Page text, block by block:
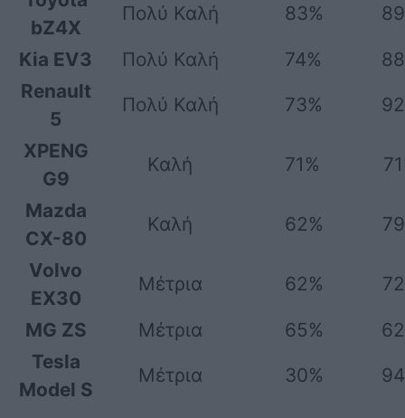
bZ4X
Πολύ Καλή 83%
Kia EV3 Πολύ Καλή 74%
Renault
5
Πολύ Καλή 73%
XPENG
G9
Καλή 71%
Mazda
CX-80
Καλή 62%
Volvo
EX30
Μέτρια 62%
MG ZS Μέτρια 65%
Tesla
Model S
Μέτρια 30%